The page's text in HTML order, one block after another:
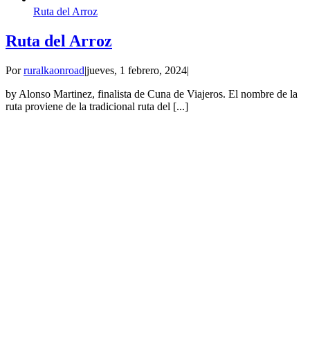
Ruta del Arroz
Ruta del Arroz
Porruralkaonroad|jueves, 1 febrero, 2024|
by Alonso Martinez, finalista de Cuna de Viajeros. El nombre de la
ruta proviene de la tradicional ruta del [...]